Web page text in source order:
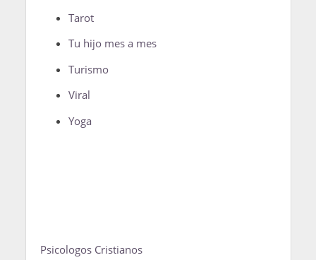
Tarot
Tu hijo mes a mes
Turismo
Viral
Yoga
Psicologos Cristianos